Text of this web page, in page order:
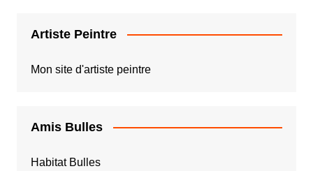
Artiste Peintre
Mon site d'artiste peintre
Amis Bulles
Habitat Bulles